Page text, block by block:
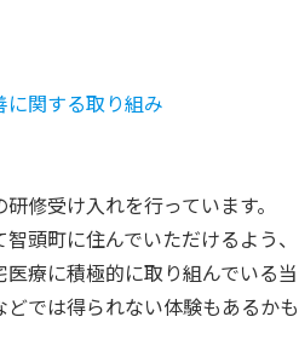
関する取り組み
修受け入れを行っています。
頭町に住んでいただけるよう、
療に積極的に取り組んでいる当
では得られない体験もあるかも